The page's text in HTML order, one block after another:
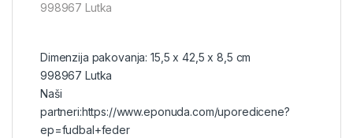
998967 Lutka
Dimenzija pakovanja: 15,5 x 42,5 x 8,5 cm
998967 Lutka
Naši
partneri:https://www.eponuda.com/uporedicene?
ep=fudbal+feder